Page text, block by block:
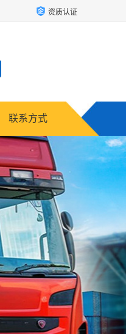
资质认证
联系方式